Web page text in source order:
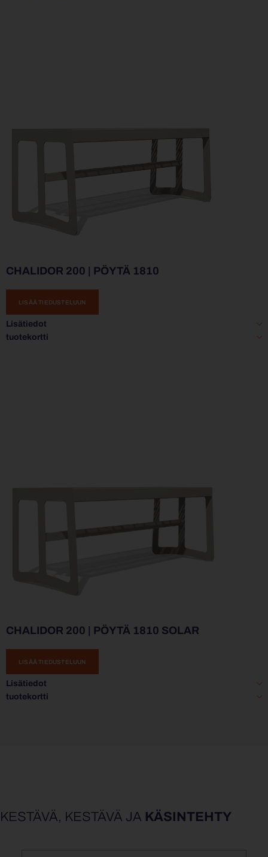
CHALIDOR 200 | PÖYTÄ 1810
LISÄÄ TIEDUSTELUUN
Lisätiedot
tuotekortti
CHALIDOR 200 | PÖYTÄ 1810 SOLAR
LISÄÄ TIEDUSTELUUN
Lisätiedot
tuotekortti
KESTÄVÄ, KESTÄVÄ JA KÄSINTEHTY